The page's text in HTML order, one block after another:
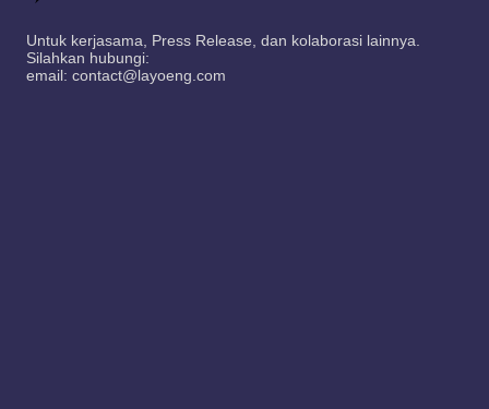
Untuk kerjasama, Press Release, dan kolaborasi lainnya.
Silahkan hubungi:
email: contact@layoeng.com